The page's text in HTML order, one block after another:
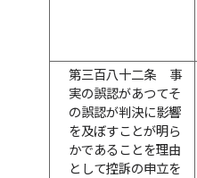
第三百八十二条
事
実の誤認があつてそ
の誤認が判決に影響
を及ぼすことが明ら
かであることを理由
として控訴の申立を